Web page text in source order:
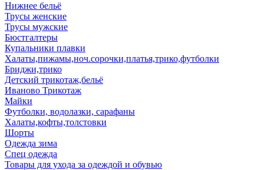
Нижнее бельё
Трусы женские
Трусы мужские
Бюстгалтеры
Купальники плавки
Халаты,пижамы,ноч.сорочки,платья,трико,футболки
Бриджи,трико
Детский трикотаж,бельё
Иваново Трикотаж
Майки
Футболки, водолазки, сарафаны
Халаты,кофты,толстовки
Шорты
Одежда зима
Спец одежда
Товары для ухода за одеждой и обувью